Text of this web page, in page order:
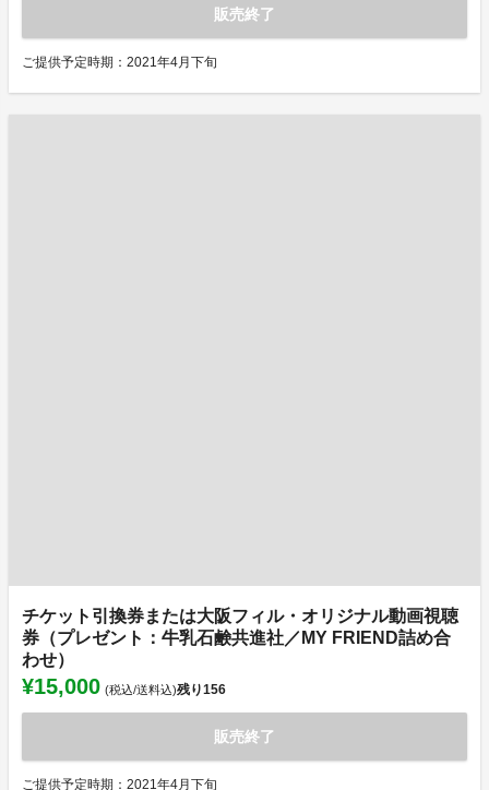
販売終了
ご提供予定時期：2021年4月下旬
チケット引換券または大阪フィル・オリジナル動画視聴
券（プレゼント：牛乳石鹸共進社／MY FRIEND詰め合
わせ）
¥15,000 (税込/送料込)残り156
販売終了
ご提供予定時期：2021年4月下旬